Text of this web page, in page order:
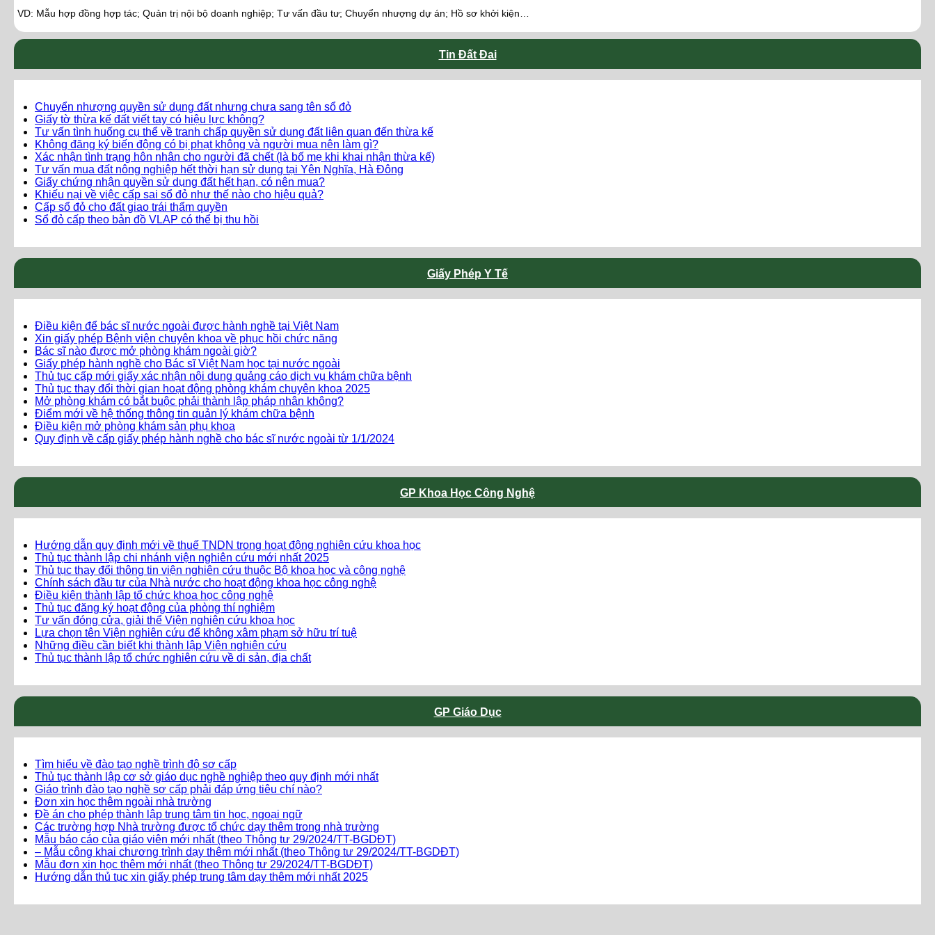
VD: Mẫu hợp đồng hợp tác; Quản trị nội bộ doanh nghiệp; Tư vấn đầu tư; Chuyển nhượng dự án; Hồ sơ khởi kiện…
Tin Đất Đai
Chuyển nhượng quyền sử dụng đất nhưng chưa sang tên sổ đỏ
Giấy tờ thừa kế đất viết tay có hiệu lực không?
Tư vấn tình huống cụ thể về tranh chấp quyền sử dụng đất liên quan đến thừa kế
Không đăng ký biến động có bị phạt không và người mua nên làm gì?
Xác nhận tình trạng hôn nhân cho người đã chết (là bố mẹ khi khai nhận thừa kế)
Tư vấn mua đất nông nghiệp hết thời hạn sử dụng tại Yên Nghĩa, Hà Đông
Giấy chứng nhận quyền sử dụng đất hết hạn, có nên mua?
Khiếu nại về việc cấp sai sổ đỏ như thế nào cho hiệu quả?
Cấp sổ đỏ cho đất giao trái thẩm quyền
Sổ đỏ cấp theo bản đồ VLAP có thể bị thu hồi
Giấy Phép Y Tế
Điều kiện để bác sĩ nước ngoài được hành nghề tại Việt Nam
Xin giấy phép Bệnh viện chuyên khoa về phục hồi chức năng
Bác sĩ nào được mở phòng khám ngoài giờ?
Giấy phép hành nghề cho Bác sĩ Việt Nam học tại nước ngoài
Thủ tục cấp mới giấy xác nhận nội dung quảng cáo dịch vụ khám chữa bệnh
Thủ tục thay đổi thời gian hoạt động phòng khám chuyên khoa 2025
Mở phòng khám có bắt buộc phải thành lập pháp nhân không?
Điểm mới về hệ thống thông tin quản lý khám chữa bệnh
Điều kiện mở phòng khám sản phụ khoa
Quy định về cấp giấy phép hành nghề cho bác sĩ nước ngoài từ 1/1/2024
GP Khoa Học Công Nghệ
Hướng dẫn quy định mới về thuế TNDN trong hoạt động nghiên cứu khoa học
Thủ tục thành lập chi nhánh viện nghiên cứu mới nhất 2025
Thủ tục thay đổi thông tin viện nghiên cứu thuộc Bộ khoa học và công nghệ
Chính sách đầu tư của Nhà nước cho hoạt động khoa học công nghệ
Điều kiện thành lập tổ chức khoa học công nghệ
Thủ tục đăng ký hoạt động của phòng thí nghiệm
Tư vấn đóng cửa, giải thể Viện nghiên cứu khoa học
Lựa chọn tên Viện nghiên cứu để không xâm phạm sở hữu trí tuệ
Những điều cần biết khi thành lập Viện nghiên cứu
Thủ tục thành lập tổ chức nghiên cứu về di sản, địa chất
GP Giáo Dục
Tìm hiểu về đào tạo nghề trình độ sơ cấp
Thủ tục thành lập cơ sở giáo dục nghề nghiệp theo quy định mới nhất
Giáo trình đào tạo nghề sơ cấp phải đáp ứng tiêu chí nào?
Đơn xin học thêm ngoài nhà trường
Đề án cho phép thành lập trung tâm tin học, ngoại ngữ
Các trường hợp Nhà trường được tổ chức dạy thêm trong nhà trường
Mẫu báo cáo của giáo viên mới nhất (theo Thông tư 29/2024/TT-BGDĐT)
– Mẫu công khai chương trình dạy thêm mới nhất (theo Thông tư 29/2024/TT-BGDĐT)
Mẫu đơn xin học thêm mới nhất (theo Thông tư 29/2024/TT-BGDĐT)
Hướng dẫn thủ tục xin giấy phép trung tâm dạy thêm mới nhất 2025